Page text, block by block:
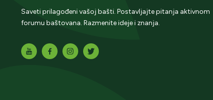
Saveti prilagođeni vašoj bašti. Postavljajte pitanja aktivnom
forumu baštovana. Razmenite ideje i znanja.